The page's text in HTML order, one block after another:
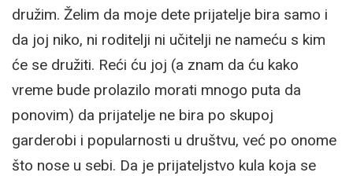
družim. Želim da moje dete prijatelje bira samo i
da joj niko, ni roditelji ni učitelji ne nameću s kim
će se družiti. Reći ću joj (a znam da ću kako
vreme bude prolazilo morati mnogo puta da
ponovim) da prijatelje ne bira po skupoj
garderobi i popularnosti u društvu, već po onome
što nose u sebi. Da je prijateljstvo kula koja se